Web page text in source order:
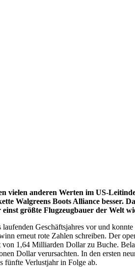
vielen anderen Werten im US-
Walgreens Boots Alliance besser.
größte Flugzeugbauer der Welt
Geschäftsjahres vor und
erneut rote Zahlen schreiben. Der
1,64 Milliarden Dollar zu Buche.
Dollar verursachten. In den ersten
fünfte Verlustjahr in Folge ab.